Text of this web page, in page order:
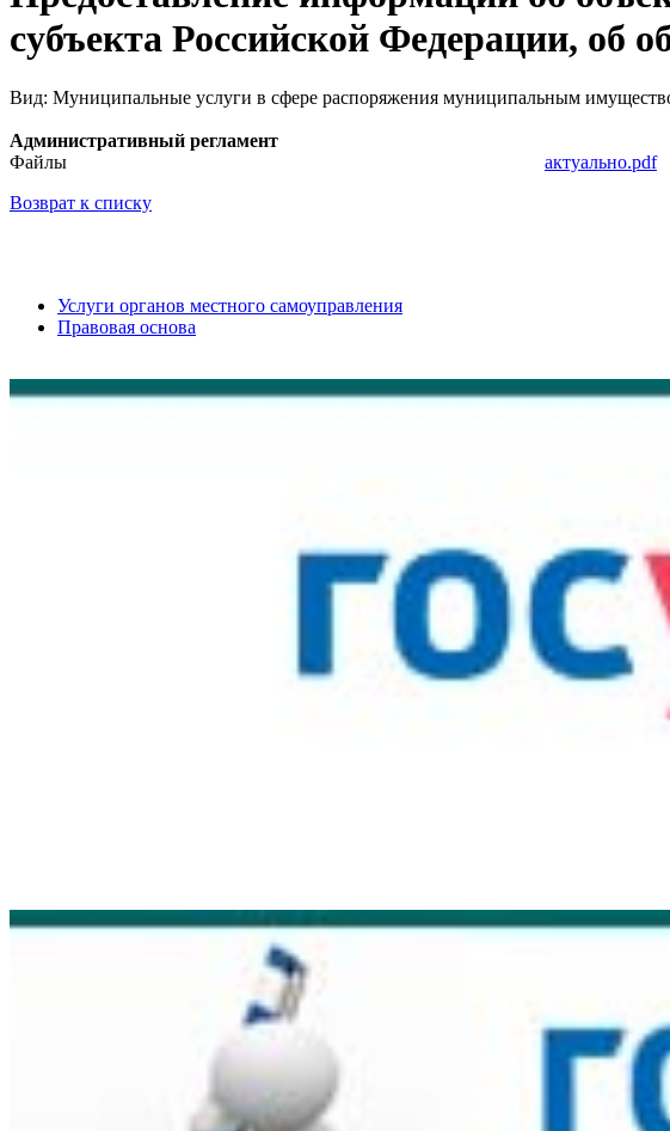
субъекта Российской Федерации, об
Вид: Муниципальные услуги в сфере распоряжения муниципальным
Административный регламент
Файлы
актуально.pdf
Возврат к списку
Услуги органов местного самоуправления
Правовая основа